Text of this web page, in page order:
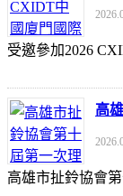
受邀參加2026
高
高雄市扯鈴協會